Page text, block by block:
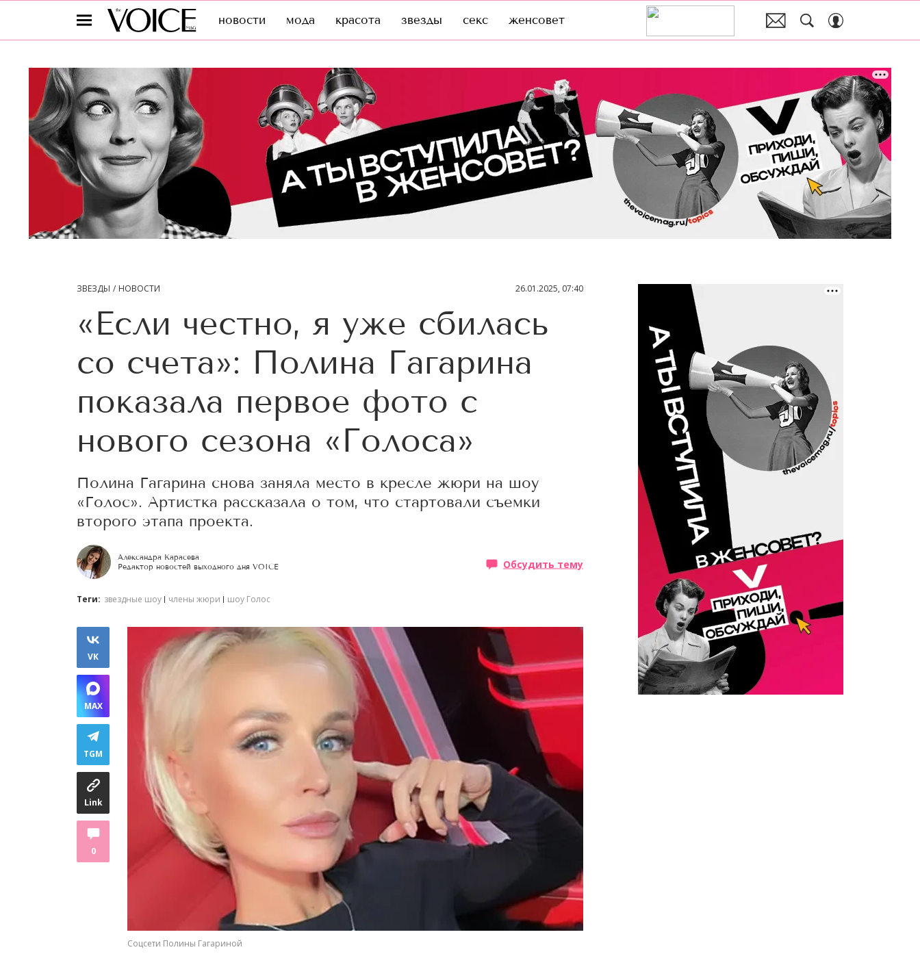
новости мода красота звезды секс женсовет
ЗВЕЗДЫ НОВОСТИ 26.01.2025, 07:40
«Если честно, я уже сбилась
со счета»: Полина Гагарина
показала первое фото с
нового сезона «Голоса»
Полина Гагарина снова заняла место в кресле жюри на шоу
«Голос». Артистка рассказала о том, что стартовали съемки
второго этапа проекта.
Александра Карасева
Редактор новостей выходного дня VOICE
Обсудить тему
Теги: звездные шоу члены жюри шоу Голос
VK
MAX
TGM
Link
0
Соцсети Полины Гагариной